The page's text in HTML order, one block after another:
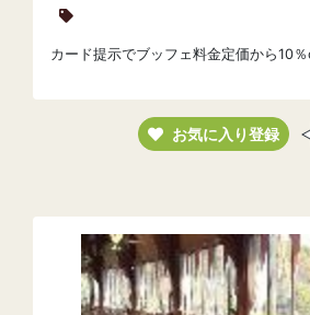
カード提示でブッフェ料金定価から10
お気に入り登録